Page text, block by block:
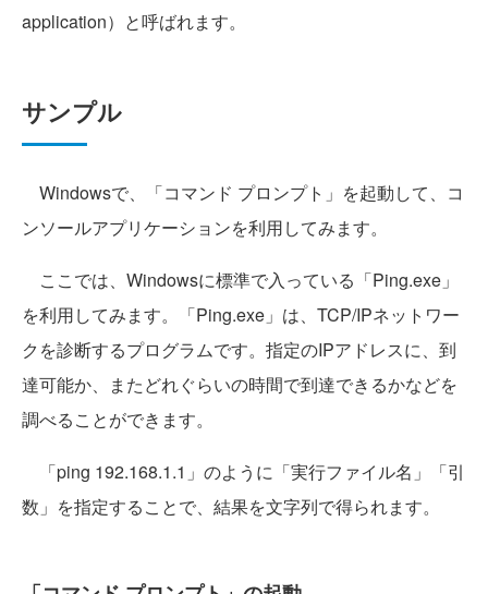
application）と呼ばれます。
サンプル
Windowsで、「コマンド プロンプト」を起動して、コ
ンソールアプリケーションを利用してみます。
ここでは、Windowsに標準で入っている「Ping.exe」
を利用してみます。「Ping.exe」は、TCP/IPネットワー
クを診断するプログラムです。指定のIPアドレスに、到
達可能か、またどれぐらいの時間で到達できるかなどを
調べることができます。
「ping 192.168.1.1」のように「実行ファイル名」「引
数」を指定することで、結果を文字列で得られます。